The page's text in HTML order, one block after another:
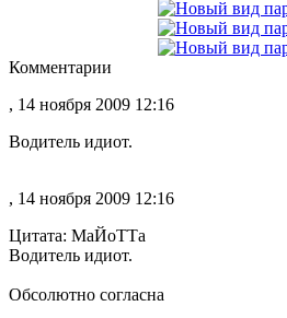
Комментарии
, 14 ноября 2009 12:16
Водитель идиот.
, 14 ноября 2009 12:16
Цитата: МаЙоТТа
Водитель идиот.
Обсолютно согласна